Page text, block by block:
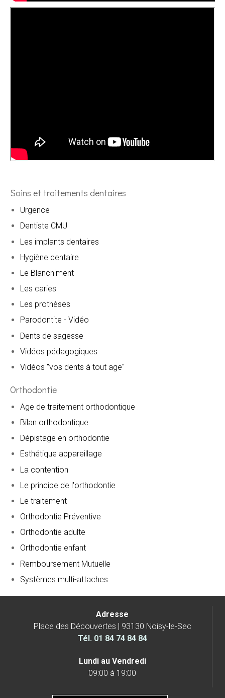
Soins et traitements dentaires
Urgence
Dentiste CMU
Les implants dentaires
Hygiène dentaire
Le Blanchiment
Les caries
Les prothèses
Parodontite - Vidéo
Dents de sagesse
Vidéos pédagogiques
Vidéos "vos dents à tout age"
Orthodontie
Age de traitement orthodontique
Bilan orthodontique
Dépistage en orthodontie
Esthétique appareillage
La contention
Le principe de l'orthodontie
Le traitement
Orthodontie Préventive
Orthodontie adulte
Orthodontie enfant
Remboursement Mutuelle
Systèmes multi-attaches
Adresse
Place des Découvertes | 93130 Noisy-le-Sec
Tél. 01 84 74 84 84
Lundi au Vendredi
09:00 à 19:00